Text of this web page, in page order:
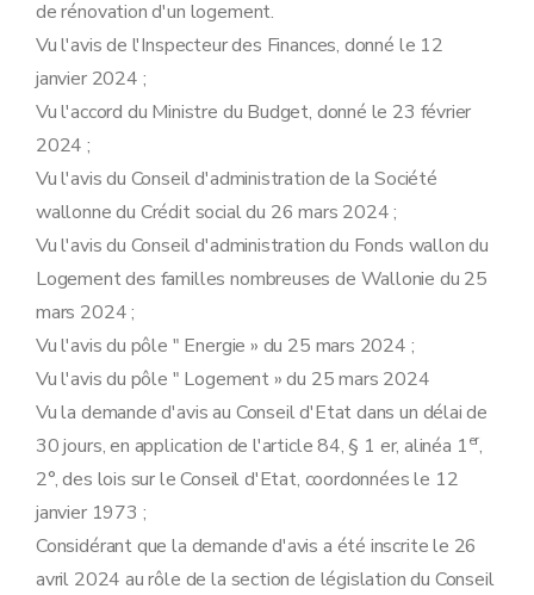
de rénovation d'un logement.
Vu l'avis de l'Inspecteur des Finances, donné le 12
janvier 2024 ;
Vu l'accord du Ministre du Budget, donné le 23 février
2024 ;
Vu l'avis du Conseil d'administration de la Société
wallonne du Crédit social du 26 mars 2024 ;
Vu l'avis du Conseil d'administration du Fonds wallon du
Logement des familles nombreuses de Wallonie du 25
mars 2024 ;
Vu l'avis du pôle " Energie » du 25 mars 2024 ;
Vu l'avis du pôle " Logement » du 25 mars 2024
Vu la demande d'avis au Conseil d'Etat dans un délai de
30 jours, en application de l'article 84, § 1 er, alinéa 1er,
2°, des lois sur le Conseil d'Etat, coordonnées le 12
janvier 1973 ;
Considérant que la demande d'avis a été inscrite le 26
avril 2024 au rôle de la section de législation du Conseil